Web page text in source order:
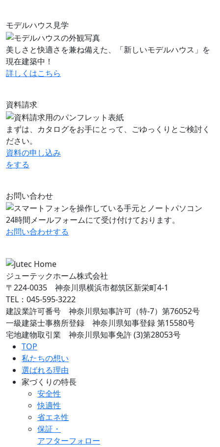
モデルハウス見学
美しさと快適さを兼ね備えた、「新しいモデルハウス」を
現在建築中！
詳しくはこちら
資料請求
まずは、カタログをお手にとって、ごゆっくりとご検討く
ださい。
資料の申し込み
をする
お問い合わせ
24時間メールフォームにて受け付けております。
お問い合わせする
ジューテックホーム株式会社
〒224-0035 神奈川県横浜市都筑区新栄町4-1
TEL：045-595-3222
建設業許可番号 神奈川県知事許可（特-7）第76052号
一級建築士事務所登録 神奈川県知事登録 第15580号
宅地建物取引業 神奈川県知事免許 (3)第28053号
TOP
私たちの想い
選ばれる理由
家づくりの特長
安全性
快適性
省エネ性
保証・
アフターフォロー